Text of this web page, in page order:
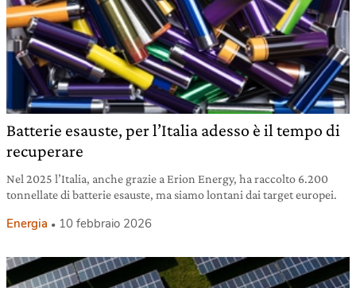
Batterie esauste, per l’Italia adesso è il tempo di
recuperare
Nel 2025 l’Italia, anche grazie a Erion Energy, ha raccolto 6.200
tonnellate di batterie esauste, ma siamo lontani dai target europei.
Energia 10 febbraio 2026